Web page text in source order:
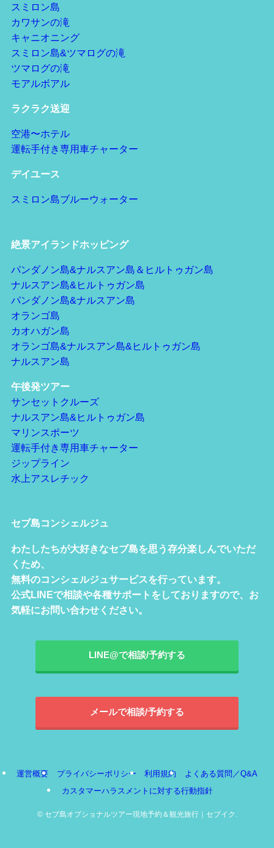
スミロン島
カワサンの滝
キャニオニング
スミロン島&ツマログの滝
ツマログの滝
モアルボアル
ラクラク送迎
空港〜ホテル
運転手付き専用車チャーター
デイユース
スミロン島ブルーウォーター
絶景アイランドホッピング
パンダノン島&ナルスアン島＆ヒルトゥガン島
ナルスアン島&ヒルトゥガン島
パンダノン島&ナルスアン島
オランゴ島
カオハガン島
オランゴ島&ナルスアン島&ヒルトゥガン島
ナルスアン島
午後発ツアー
サンセットクルーズ
ナルスアン島&ヒルトゥガン島
マリンスポーツ
運転手付き専用車チャーター
ジップライン
水上アスレチック
セブ島コンシェルジュ
わたしたちが大好きなセブ島を思う存分楽しんでいただ
くため、
無料のコンシェルジュサービスを行っています。
公式LINEで相談や各種サポートをしておりますので、お
気軽にお問い合わせください。
LINE@で相談/予約する
メールで相談/予約する
運営概要 プライバシーポリシー 利用規約
よくある質問／Q&A
カスタマーハラスメントに対する行動指針
©セブ島オプショナルツアー現地予約＆観光旅行｜セブイク.